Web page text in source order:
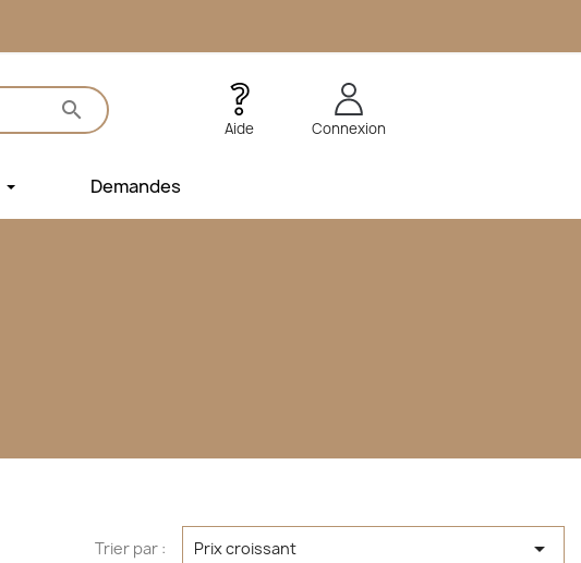
search
Aide Connexion
Demandes
Trier par : Prix croissant 